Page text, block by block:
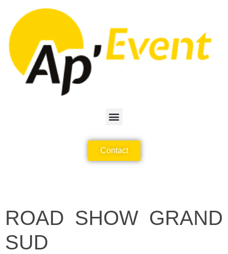
Contact
ROAD SHOW GRAND
SUD